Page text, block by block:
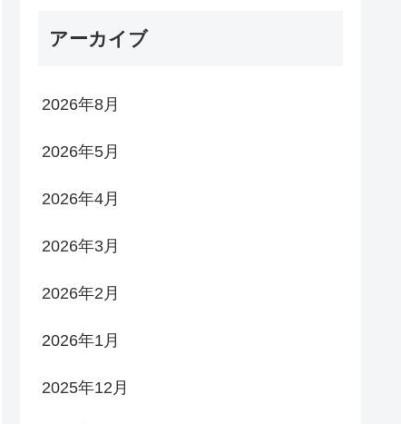
アーカイブ
2026年8月
2026年5月
2026年4月
2026年3月
2026年2月
2026年1月
2025年12月